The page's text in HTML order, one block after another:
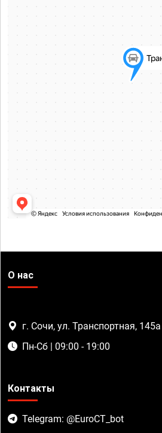
О нас
г. Сочи, ул. Транспортная, 145а
Пн-Сб | 09:00 - 19:00
Контакты
Telegram: @EuroCT_bot